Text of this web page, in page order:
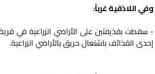
وفي اللاذقية غرباً:
- سقطت بقذيفتين على الأراضي الزراعية في
إحدى القذائف باشتعال حريق بالأراضي الزراعية.